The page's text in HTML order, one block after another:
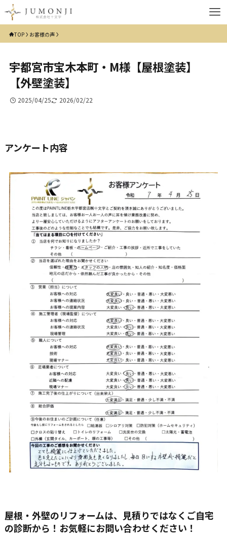
TOP お客様の声
宇都宮市宝木本町・M様【屋根塗装】
【外壁塗装】
2025/04/25 2026/02/22
アンケート内容
屋根・外壁のリフォームは、見積りではなくご自宅
の診断から！お気軽にお問い合わせください！